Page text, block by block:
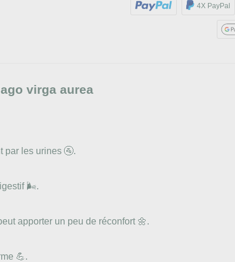
4X PayPal
virga aurea
par les urines 🚰.
🌬️.
apporter un peu de réconfort 🌼.
💪.